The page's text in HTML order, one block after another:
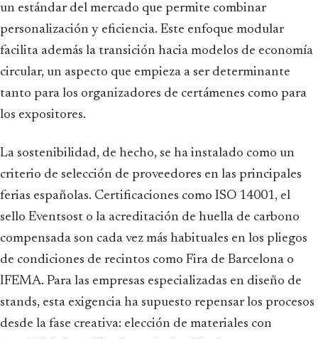
un estándar del mercado que permite combinar
personalización y eficiencia. Este enfoque modular
facilita además la transición hacia modelos de economía
circular, un aspecto que empieza a ser determinante
tanto para los organizadores de certámenes como para
los expositores.
La sostenibilidad, de hecho, se ha instalado como un
criterio de selección de proveedores en las principales
ferias españolas. Certificaciones como ISO 14001, el
sello Eventsost o la acreditación de huella de carbono
compensada son cada vez más habituales en los pliegos
de condiciones de recintos como Fira de Barcelona o
IFEMA. Para las empresas especializadas en diseño de
stands, esta exigencia ha supuesto repensar los procesos
desde la fase creativa: elección de materiales con